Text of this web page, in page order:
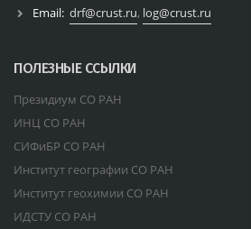
Email: drf@crust.ru, log@crust.ru
ПОЛЕЗНЫЕ ССЫЛКИ
Президиум СО РАН
ИНЦ СО РАН
СИФиБР СО РАН
Институт географии СО РАН
Институт геохимии СО РАН
ИДСТУ СО РАН